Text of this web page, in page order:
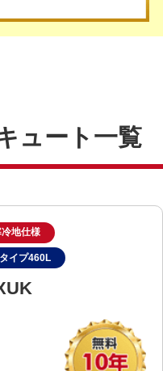
ュート一覧
地仕様
イプ460L